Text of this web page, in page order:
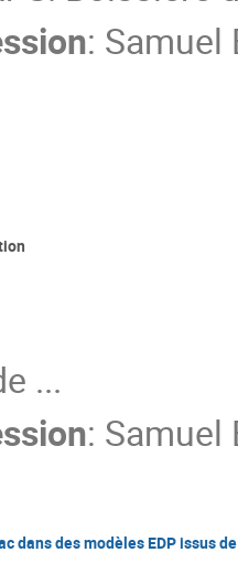
: Samuel
...
: Samuel
dans des modèles EDP issus